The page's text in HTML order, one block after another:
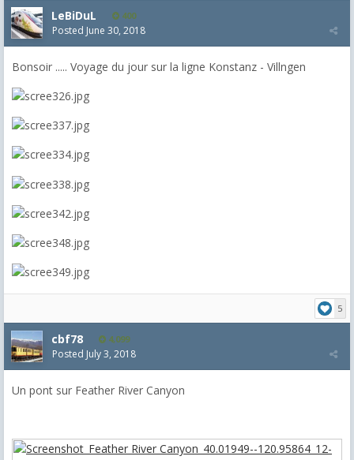
LeBiDuL 400
Posted June 30, 2018
Bonsoir ..... Voyage du jour sur la ligne Konstanz - Villngen
5
cbf78 4,099
Posted July 3, 2018
Un pont sur Feather River Canyon